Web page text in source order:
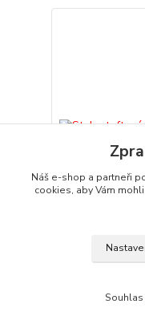
transparentní A
Náš e-shop a partneři
cookies, aby Vám